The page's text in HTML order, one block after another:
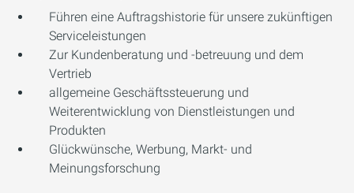
Führen eine Auftragshistorie für unsere zukünftigen
Serviceleistungen
Zur Kundenberatung und -betreuung und dem
Vertrieb
allgemeine Geschäftssteuerung und
Weiterentwicklung von Dienstleistungen und
Produkten
Glückwünsche, Werbung, Markt- und
Meinungsforschung